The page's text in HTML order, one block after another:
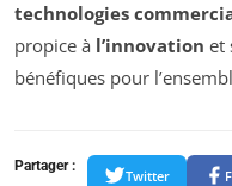
technologies
propice à l’innovation et
bénéfiques pour
Partager :
Twitter